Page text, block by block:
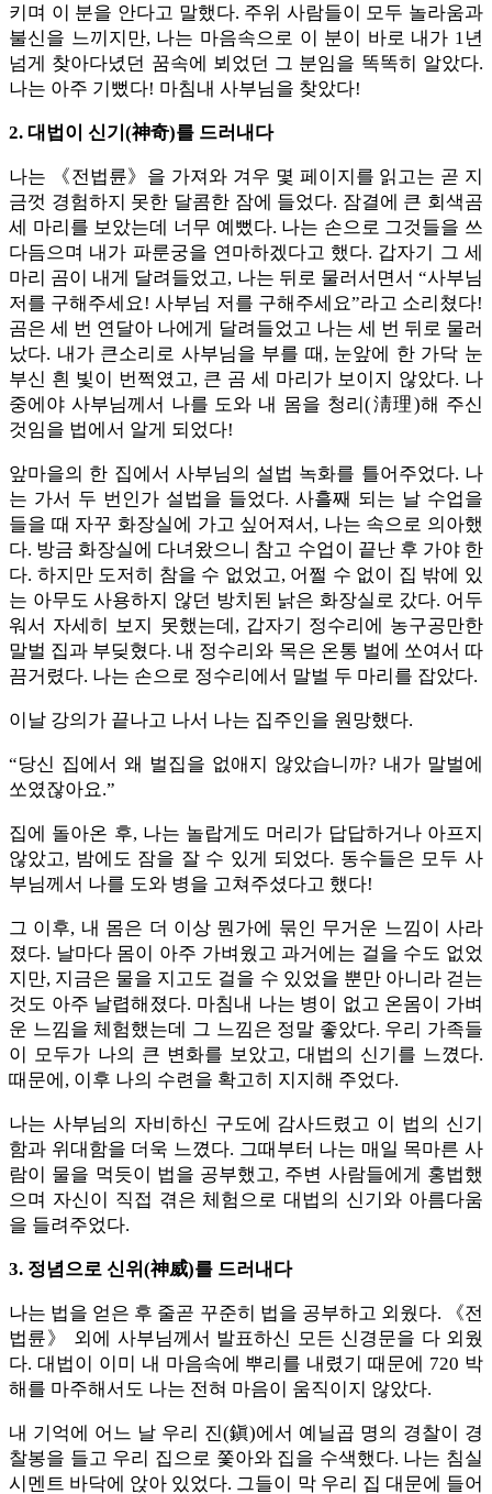
키며 이 분을 안다고 말했다. 주위 사람들이 모두 놀라움과
불신을 느끼지만, 나는 마음속으로 이 분이 바로 내가 1년
넘게 찾아다녔던 꿈속에 뵈었던 그 분임을 똑똑히 알았다.
나는 아주 기뻤다! 마침내 사부님을 찾았다!
2. 대법이 신기(神奇)를 드러내다
나는 《전법륜》을 가져와 겨우 몇 페이지를 읽고는 곧 지
금껏 경험하지 못한 달콤한 잠에 들었다. 잠결에 큰 회색곰
세 마리를 보았는데 너무 예뻤다. 나는 손으로 그것들을 쓰
다듬으며 내가 파룬궁을 연마하겠다고 했다. 갑자기 그 세
마리 곰이 내게 달려들었고, 나는 뒤로 물러서면서 “사부님
저를 구해주세요! 사부님 저를 구해주세요”라고 소리쳤다!
곰은 세 번 연달아 나에게 달려들었고 나는 세 번 뒤로 물러
났다. 내가 큰소리로 사부님을 부를 때, 눈앞에 한 가닥 눈
부신 흰 빛이 번쩍였고, 큰 곰 세 마리가 보이지 않았다. 나
중에야 사부님께서 나를 도와 내 몸을 청리(淸理)해 주신
것임을 법에서 알게 되었다!
앞마을의 한 집에서 사부님의 설법 녹화를 틀어주었다. 나
는 가서 두 번인가 설법을 들었다. 사흘째 되는 날 수업을
들을 때 자꾸 화장실에 가고 싶어져서, 나는 속으로 의아했
다. 방금 화장실에 다녀왔으니 참고 수업이 끝난 후 가야 한
다. 하지만 도저히 참을 수 없었고, 어쩔 수 없이 집 밖에 있
는 아무도 사용하지 않던 방치된 낡은 화장실로 갔다. 어두
워서 자세히 보지 못했는데, 갑자기 정수리에 농구공만한
말벌 집과 부딪혔다. 내 정수리와 목은 온통 벌에 쏘여서 따
끔거렸다. 나는 손으로 정수리에서 말벌 두 마리를 잡았다.
이날 강의가 끝나고 나서 나는 집주인을 원망했다.
“당신 집에서 왜 벌집을 없애지 않았습니까? 내가 말벌에
쏘였잖아요.”
집에 돌아온 후, 나는 놀랍게도 머리가 답답하거나 아프지
않았고, 밤에도 잠을 잘 수 있게 되었다. 동수들은 모두 사
부님께서 나를 도와 병을 고쳐주셨다고 했다!
그 이후, 내 몸은 더 이상 뭔가에 묶인 무거운 느낌이 사라
졌다. 날마다 몸이 아주 가벼웠고 과거에는 걸을 수도 없었
지만, 지금은 물을 지고도 걸을 수 있었을 뿐만 아니라 걷는
것도 아주 날렵해졌다. 마침내 나는 병이 없고 온몸이 가벼
운 느낌을 체험했는데 그 느낌은 정말 좋았다. 우리 가족들
이 모두가 나의 큰 변화를 보았고, 대법의 신기를 느꼈다.
때문에, 이후 나의 수련을 확고히 지지해 주었다.
나는 사부님의 자비하신 구도에 감사드렸고 이 법의 신기
함과 위대함을 더욱 느꼈다. 그때부터 나는 매일 목마른 사
람이 물을 먹듯이 법을 공부했고, 주변 사람들에게 홍법했
으며 자신이 직접 겪은 체험으로 대법의 신기와 아름다움
을 들려주었다.
3. 정념으로 신위(神威)를 드러내다
나는 법을 얻은 후 줄곧 꾸준히 법을 공부하고 외웠다. 《전
법륜》 외에 사부님께서 발표하신 모든 신경문을 다 외웠
다. 대법이 이미 내 마음속에 뿌리를 내렸기 때문에 720 박
해를 마주해서도 나는 전혀 마음이 움직이지 않았다.
내 기억에 어느 날 우리 진(鎭)에서 예닐곱 명의 경찰이 경
찰봉을 들고 우리 집으로 쫓아와 집을 수색했다. 나는 침실
시멘트 바닥에 앉아 있었다. 그들이 막 우리 집 대문에 들어